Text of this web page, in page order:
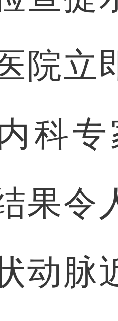
院立
科
果令
动脉